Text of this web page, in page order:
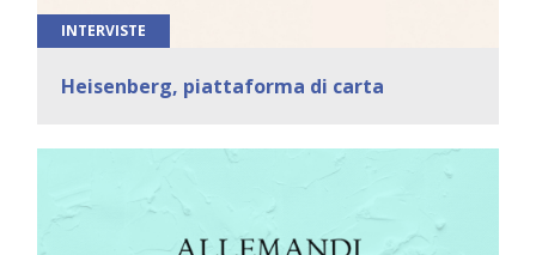
INTERVISTE
Heisenberg, piattaforma di carta